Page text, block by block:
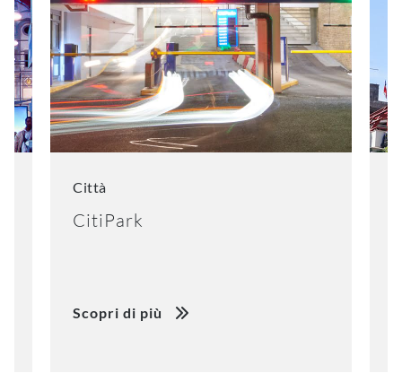
Città
CitiPark
Scopri di più